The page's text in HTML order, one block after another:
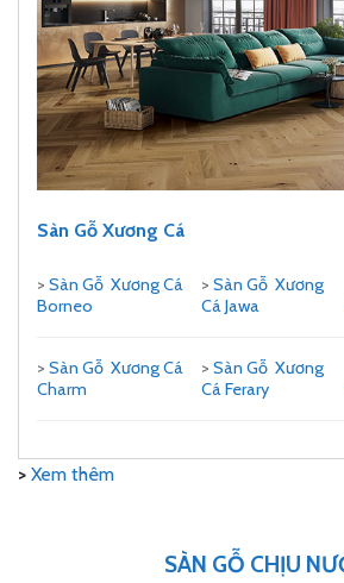
Sàn Gỗ Xương Cá
> Sàn Gỗ Xương Cá
Borneo
>Sàn Gỗ Xương
Cá Jawa
> Sàn Gỗ Xương Cá
Charm
>Sàn Gỗ Xương
Cá Ferary
> Xem thêm
SÀN GỖ CHỊU